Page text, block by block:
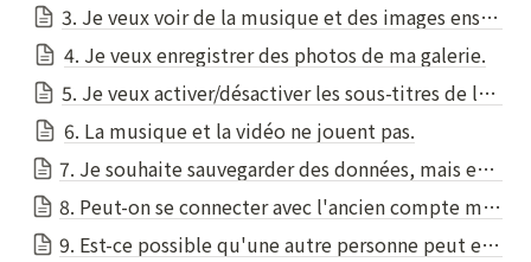
3. Je veux voir de la musique et des images ensemble !
4. Je veux enregistrer des photos de ma galerie.
5. Je veux activer/désactiver les sous-titres de la vidéo.
6. La musique et la vidéo ne jouent pas.
7. Je souhaite sauvegarder des données, mais est-ce que j'utilise toujours des données ?
8. Peut-on se connecter avec l'ancien compte même si on a changé d'appareil?
9. Est-ce possible qu'une autre personne peut enregistrer un album une fois enregistré ?